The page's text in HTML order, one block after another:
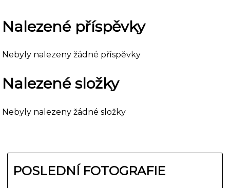
Nalezené příspěvky
Nebyly nalezeny žádné příspěvky
Nalezené složky
Nebyly nalezeny žádné složky
POSLEDNÍ FOTOGRAFIE